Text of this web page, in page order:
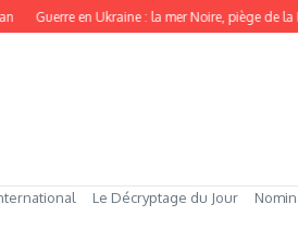
Guerre en Ukraine : la mer Noire, piège de la
Le Décryptage du Jour